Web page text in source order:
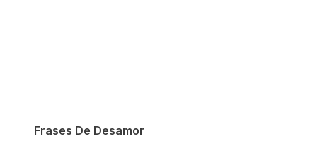
Frases De Desamor